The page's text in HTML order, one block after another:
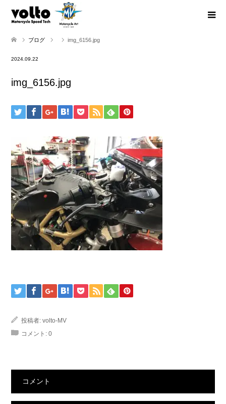
ブログ img_6156.jpg
2024.09.22
img_6156.jpg
投稿者: volto-MV
コメント: 0
コメント